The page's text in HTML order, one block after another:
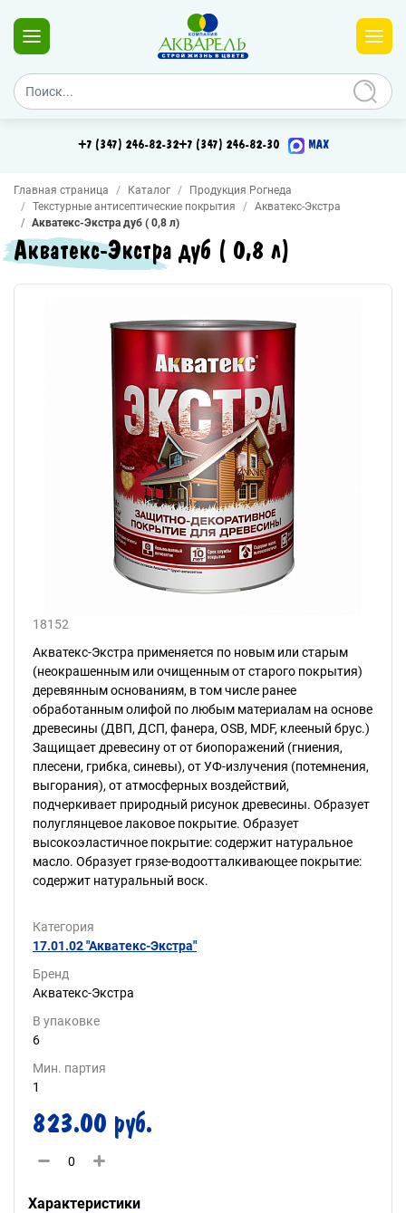
+7 (347) 246-82-32+7 (347) 246-82-30 MAX
Главная страница Каталог
Продукция Рогнеда
Текстурные антисептические покрытия
Акватекс-Экстра
Акватекс-Экстра дуб ( 0,8 л)
Акватекс-Экстра дуб ( 0,8 л)
18152
Акватекс-Экстра применяется по новым или старым
(неокрашенным или очищенным от старого покрытия)
деревянным основаниям, в том числе ранее
обработанным олифой по любым материалам на основе
древесины (ДВП, ДСП, фанера, OSB, MDF, клееный брус.)
Защищает древесину от от биопоражений (гниения,
плесени, грибка, синевы), от УФ-излучения (потемнения,
выгорания), от атмосферных воздействий,
подчеркивает природный рисунок древесины. Образует
полуглянцевое лаковое покрытие. Образует
высокоэластичное покрытие: содержит натуральное
масло. Образует грязе-водоотталкивающее покрытие:
содержит натуральный воск.
Категория
17.01.02 "Акватекс-Экстра"
Бренд
Акватекс-Экстра
В упаковке
6
Мин. партия
1
823.00 руб.
Характеристики